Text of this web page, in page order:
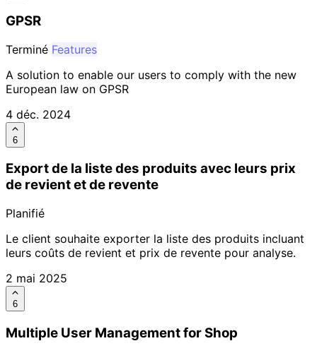
GPSR
Terminé Features
A solution to enable our users to comply with the new
European law on GPSR
4 déc. 2024
6
Export de la liste des produits avec leurs prix
de revient et de revente
Planifié
Le client souhaite exporter la liste des produits incluant
leurs coûts de revient et prix de revente pour analyse.
2 mai 2025
6
Multiple User Management for Shop